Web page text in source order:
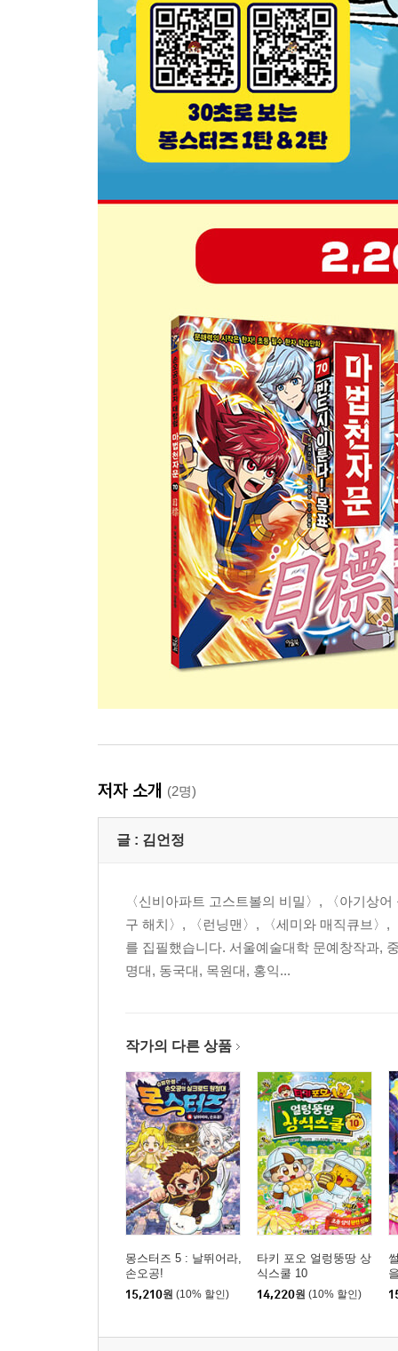
저자 소개 (2명)
글 : 김언정
〈신비아파트 고스트볼의 비밀〉, 〈아기상
구 해치〉, 〈런닝맨〉, 〈세미와 매직큐브〉
를 집필했습니다. 서울예술대학 문예창작과,
명대, 동국대, 목원대, 홍익...
작가의 다른 상품
몽스터즈 5 : 날뛰어라,
손오공!
15,210원 (10% 할인)
타키 포오 얼렁뚱땅 상
식스쿨 10
14,220원 (10% 할인)